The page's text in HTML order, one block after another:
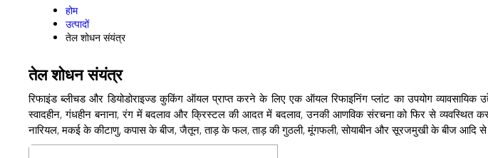
होम
उत्पादों
तेल शोधन संयंत्र
तेल शोधन संयंत्र
रिफाइंड ब्लीचड और डियोडोराइज्ड कुकिंग ऑयल प्राप्त करने के लिए एक ऑयल रिफाइनिंग प्लांट का उपयोग
स्वादहीन, गंधहीन बनाना, रंग में बदलाव और क्रिस्टल की आदत में बदलाव, उनकी आणविक संरचना को फिर से
नारियल, मकई के कीटाणु, कपास के बीज, जैतून, ताड़ के फल, ताड़ की गुठली, मूंगफली, सोयाबीन और सूरजमुखी के बीज आदि से